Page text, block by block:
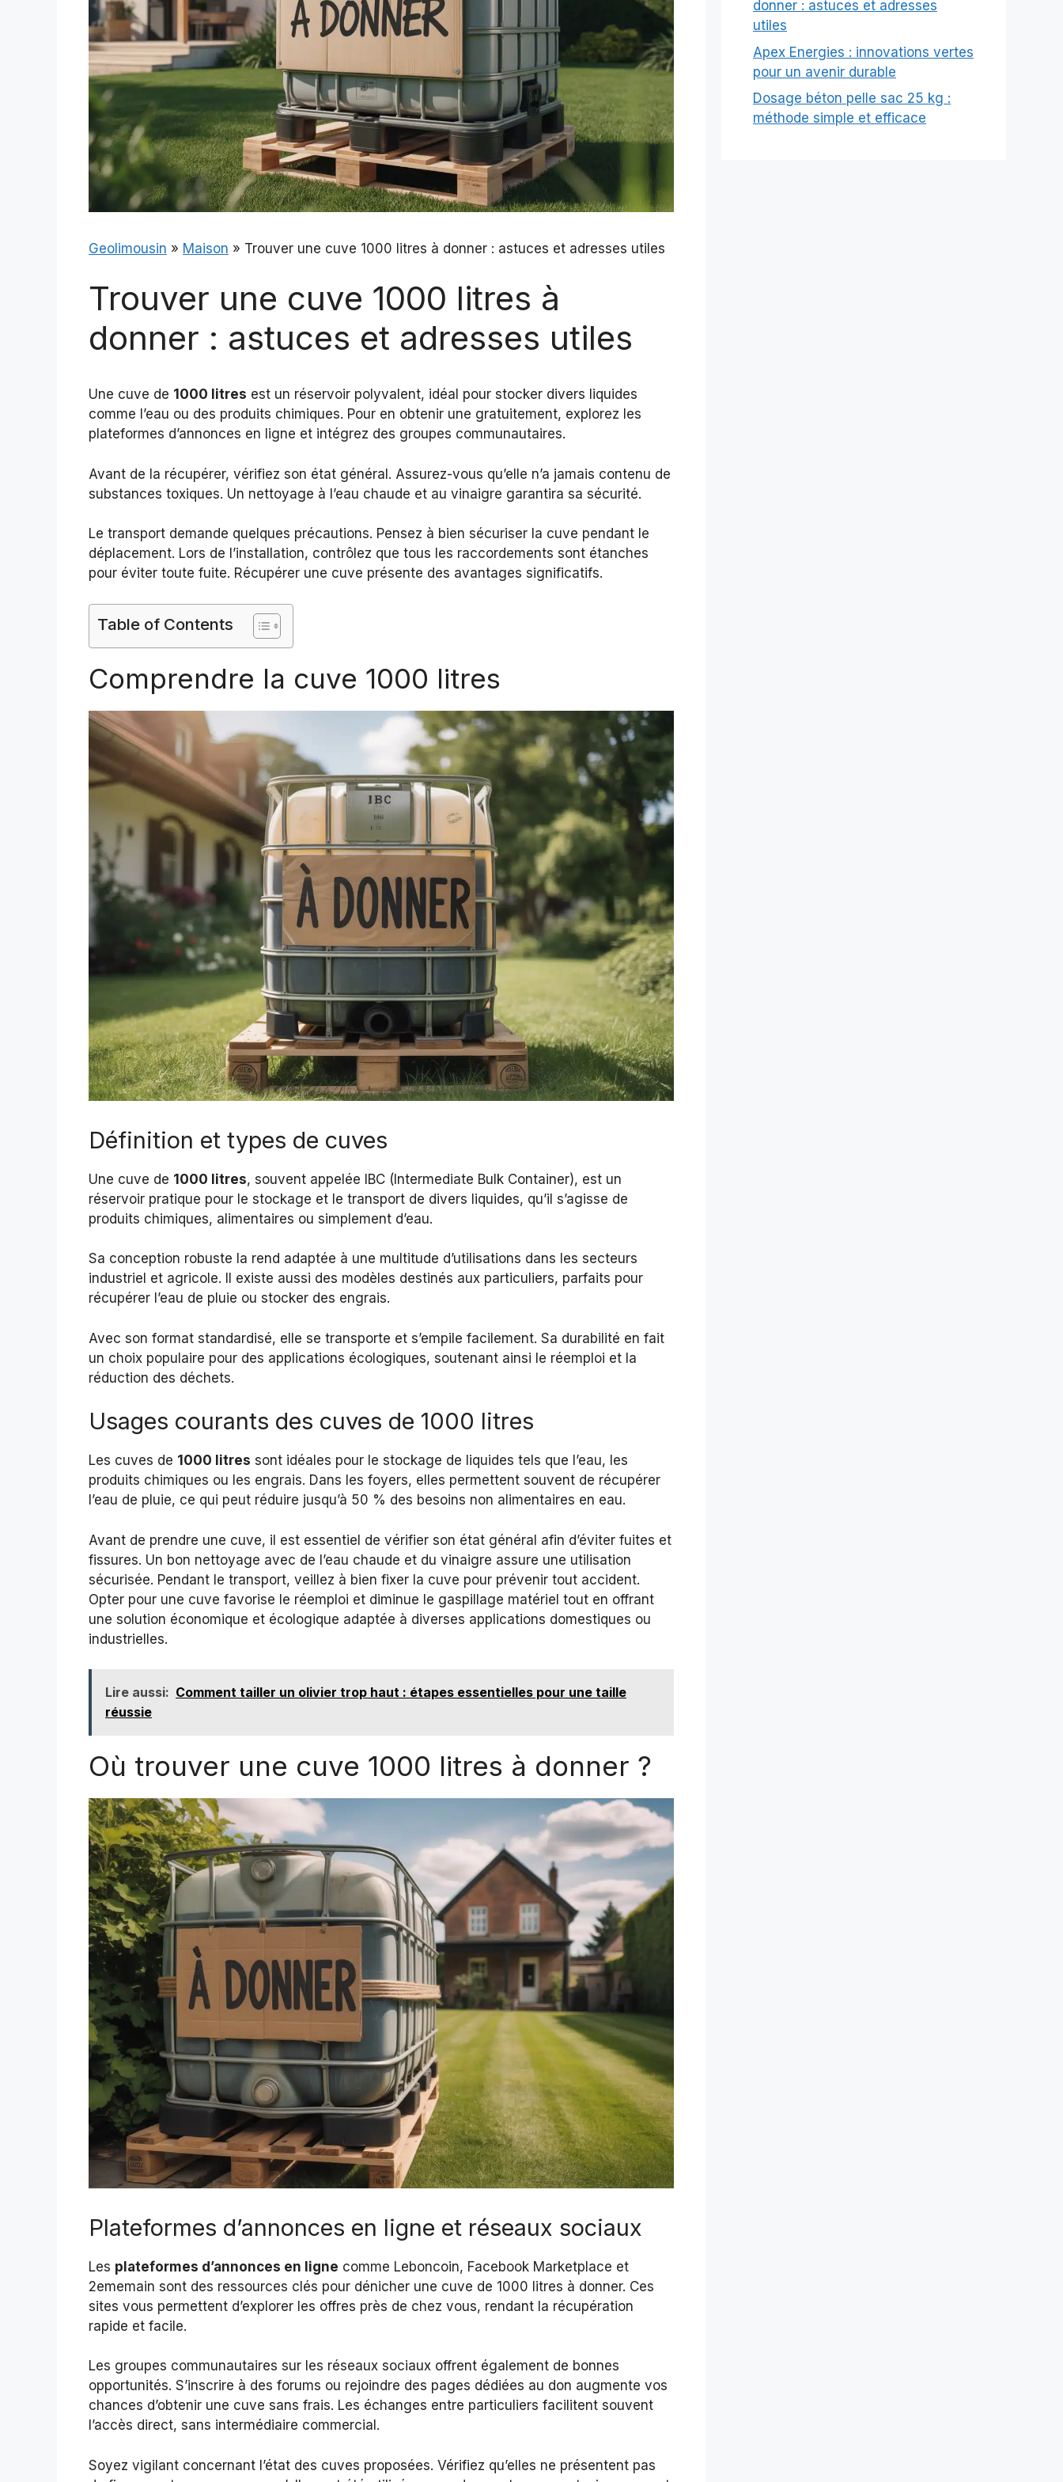
Geolimousin » Maison » Trouver une cuve 1000 litres à donner : astuces et adresses utiles
Trouver une cuve 1000 litres à
donner : astuces et adresses utiles
Une cuve de 1000 litres est un réservoir polyvalent, idéal pour stocker divers liquides
comme l’eau ou des produits chimiques. Pour en obtenir une gratuitement, explorez les
plateformes d’annonces en ligne et intégrez des groupes communautaires.
Avant de la récupérer, vérifiez son état général. Assurez-vous qu’elle n’a jamais contenu de
substances toxiques. Un nettoyage à l’eau chaude et au vinaigre garantira sa sécurité.
Le transport demande quelques précautions. Pensez à bien sécuriser la cuve pendant le
déplacement. Lors de l’installation, contrôlez que tous les raccordements sont étanches
pour éviter toute fuite. Récupérer une cuve présente des avantages significatifs.
Table of Contents
Comprendre la cuve 1000 litres
Définition et types de cuves
Une cuve de 1000 litres, souvent appelée IBC (Intermediate Bulk Container), est un
réservoir pratique pour le stockage et le transport de divers liquides, qu’il s’agisse de
produits chimiques, alimentaires ou simplement d’eau.
Sa conception robuste la rend adaptée à une multitude d’utilisations dans les secteurs
industriel et agricole. Il existe aussi des modèles destinés aux particuliers, parfaits pour
récupérer l’eau de pluie ou stocker des engrais.
Avec son format standardisé, elle se transporte et s’empile facilement. Sa durabilité en fait
un choix populaire pour des applications écologiques, soutenant ainsi le réemploi et la
réduction des déchets.
Usages courants des cuves de 1000 litres
Les cuves de 1000 litres sont idéales pour le stockage de liquides tels que l’eau, les
produits chimiques ou les engrais. Dans les foyers, elles permettent souvent de récupérer
l’eau de pluie, ce qui peut réduire jusqu’à 50 % des besoins non alimentaires en eau.
Avant de prendre une cuve, il est essentiel de vérifier son état général afin d’éviter fuites et
fissures. Un bon nettoyage avec de l’eau chaude et du vinaigre assure une utilisation
sécurisée. Pendant le transport, veillez à bien fixer la cuve pour prévenir tout accident.
Opter pour une cuve favorise le réemploi et diminue le gaspillage matériel tout en offrant
une solution économique et écologique adaptée à diverses applications domestiques ou
industrielles.
Lire aussi: Comment tailler un olivier trop haut : étapes essentielles pour une taille
réussie
Où trouver une cuve 1000 litres à donner ?
Plateformes d’annonces en ligne et réseaux sociaux
Les plateformes d’annonces en ligne comme Leboncoin, Facebook Marketplace et
2ememain sont des ressources clés pour dénicher une cuve de 1000 litres à donner. Ces
sites vous permettent d’explorer les offres près de chez vous, rendant la récupération
rapide et facile.
Les groupes communautaires sur les réseaux sociaux offrent également de bonnes
opportunités. S’inscrire à des forums ou rejoindre des pages dédiées au don augmente vos
chances d’obtenir une cuve sans frais. Les échanges entre particuliers facilitent souvent
l’accès direct, sans intermédiaire commercial.
Soyez vigilant concernant l’état des cuves proposées. Vérifiez qu’elles ne présentent pas
donner : astuces et adresses
utiles
Apex Energies : innovations vertes
pour un avenir durable
Dosage béton pelle sac 25 kg :
méthode simple et efficace